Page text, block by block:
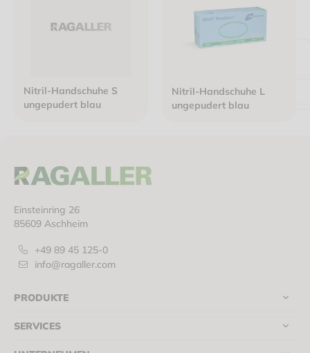
Nitril-Handschuhe S
ungepudert blau
Nitril-Handschuhe L
ungepudert blau
Einsteinring 26
85609 Aschheim
+49 89 45 125-0
info@ragaller.com
PRODUKTE
SERVICES